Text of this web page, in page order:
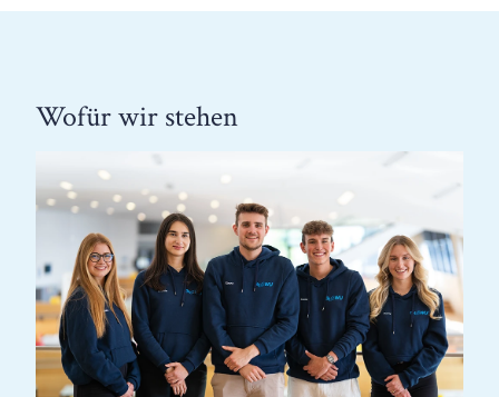
Wofür wir stehen